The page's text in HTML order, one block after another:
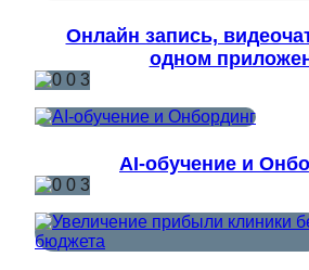
Онлайн запись,
одном
AI-обучение и